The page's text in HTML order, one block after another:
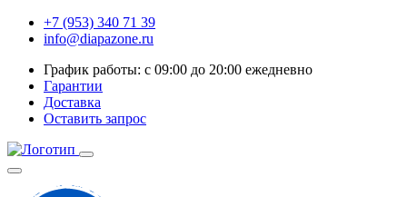
+7 (953) 340 71 39
info@diapazone.ru
График работы: с 09:00 до 20:00 ежедневно
Гарантии
Доставка
Оставить запрос